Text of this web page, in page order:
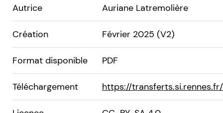
Autrice Auriane Latremolière
Création Février 2025 (V2)
Format disponible PDF
Téléchargement https://